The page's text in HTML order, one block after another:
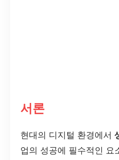
서론
현대의 디지털 환경에서
업의 성공에 필수적인 요